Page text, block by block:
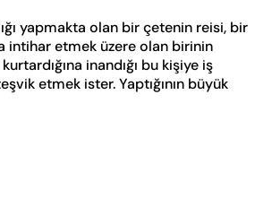
yapmakta olan bir çetenin reisi, bir
intihar etmek üzere olan birinin
kurtardığına inandığı bu kişiye iş
etmek ister. Yaptığının büyük